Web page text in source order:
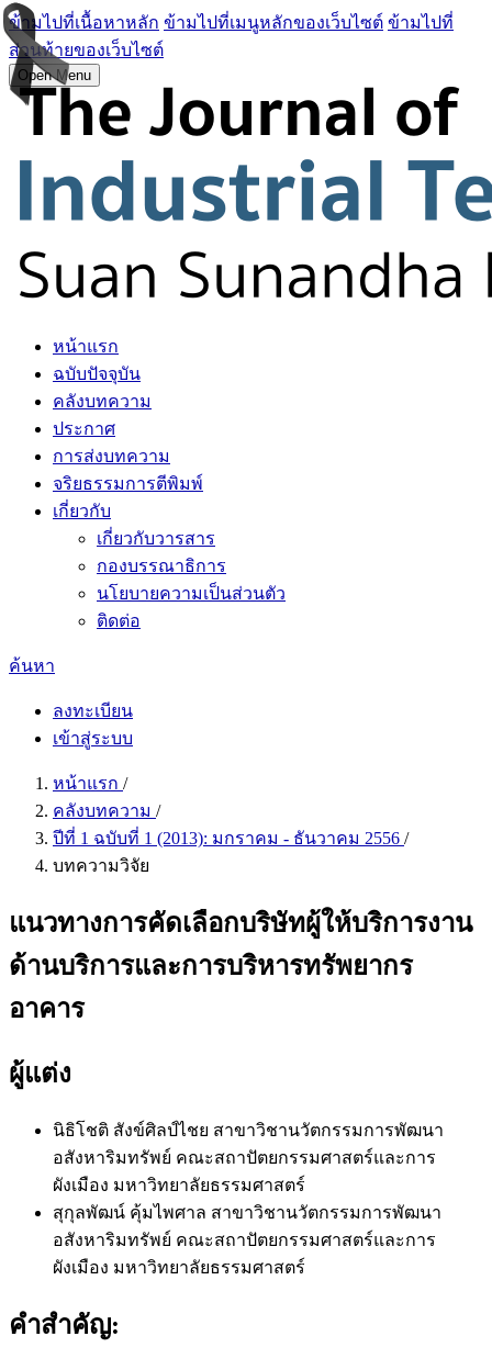
ข้ามไปที่เนื้อหาหลัก ข้ามไปที่เมนูหลักของเว็บไซต์ ข้ามไปที่
ส่วนท้ายของเว็บไซต์
Open Menu
หน้าแรก
ฉบับปัจจุบัน
คลังบทความ
ประกาศ
การส่งบทความ
จริยธรรมการตีพิมพ์
เกี่ยวกับ
เกี่ยวกับวารสาร
กองบรรณาธิการ
นโยบายความเป็นส่วนตัว
ติดต่อ
ค้นหา
ลงทะเบียน
เข้าสู่ระบบ
หน้าแรก /
คลังบทความ /
ปีที่ 1 ฉบับที่ 1 (2013): มกราคม - ธันวาคม 2556 /
บทความวิจัย
แนวทางการคัดเลือกบริษัทผู้ให้บริการงาน
ด้านบริการและการบริหารทรัพยากร
อาคาร
ผู้แต่ง
นิธิโชติ สังข์ศิลป์ไชย สาขาวิชานวัตกรรมการพัฒนา
อสังหาริมทรัพย์ คณะสถาปัตยกรรมศาสตร์และการ
ผังเมือง มหาวิทยาลัยธรรมศาสตร์
สุกุลพัฒน์ คุ้มไพศาล สาขาวิชานวัตกรรมการพัฒนา
อสังหาริมทรัพย์ คณะสถาปัตยกรรมศาสตร์และการ
ผังเมือง มหาวิทยาลัยธรรมศาสตร์
คำสำคัญ: